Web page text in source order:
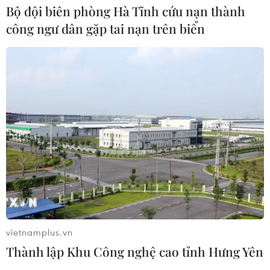
Chủ tịch Quốc hội Trần Thanh Mẫn
tiếp Đại sứ Hoa Kỳ Jennifer Wicks
hụt vũ khí vì chiến dịch Trung Đông
06/08/2026 09:40
Mỹ điều tra sự cố hàng không liên
quan đến trực thăng chở Tổng thống
Trump
06/08/2026 04:38
Bộ đội biên phòng Hà Tĩnh cứu nạn thành
công ngư dân gặp tai nạn trên biển
vietnamplus.vn
Thành lập Khu Công nghệ cao tỉnh Hưng Yên